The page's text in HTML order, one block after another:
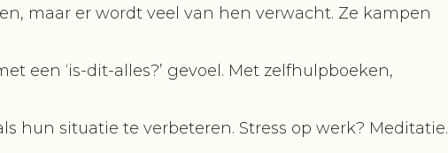
maar er wordt veel van hen verwacht. Ze kampen
een ‘is-dit-alles?’ gevoel. Met zelfhulpboeken,
hun situatie te verbeteren. Stress op werk? Meditatie.